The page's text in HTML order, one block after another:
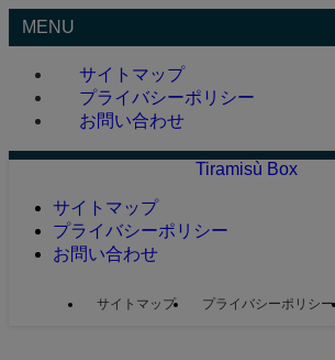
MENU
サイトマップ
プライバシーポリシー
お問い合わせ
Tiramisù Box
サイトマップ
プライバシーポリシー
お問い合わせ
サイトマップ プライバシーポリシー